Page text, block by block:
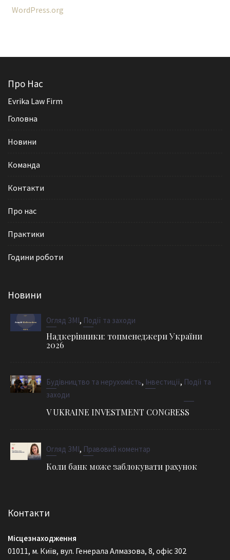
WordPress.org
Про Нас
Evrika Law Firm
Головна
Новини
Команда
Контакти
Про нас
Практики
Години роботи
Новини
Огляд ЗМІ, Події та заходи
Надкерівники: топменеджери України
2026
Будівництво та нерухомість, Інвестиції, Події та
заходи
V UKRAINE INVESTMENT CONGRESS
Огляд ЗМІ, Правовий коментар
Коли банк може заблокувати рахунок
Контакти
Місцезнаходження
01011, м. Київ, вул. Генерала Алмазова, 8, офіс 302